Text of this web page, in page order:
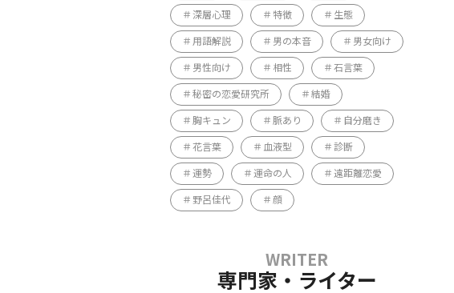
深層心理 特徴 生態
用語解説 男の本音 男女向け
男性向け 相性 石言葉
秘密の恋愛研究所 結婚
胸キュン 脈あり 自分磨き
花言葉 血液型 診断
運勢 運命の人 遠距離恋愛
野呂佳代 顔
専門家・ライター